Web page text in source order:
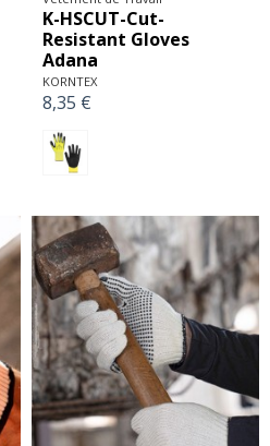
K-HSCUT-Cut-
Resistant Gloves
Adana
KORNTEX
8,35 €